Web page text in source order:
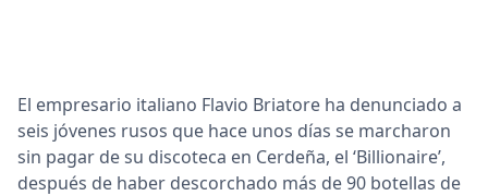
El empresario italiano Flavio Briatore ha denunciado a
seis jóvenes rusos que hace unos días se marcharon
sin pagar de su discoteca en Cerdeña, el ‘Billionaire’,
después de haber descorchado más de 90 botellas de